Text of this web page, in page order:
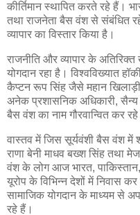
कीर्तिमान स्थापित करते रहे हैं।
तथा राजनेता बैस वंश से संबंधित
व्यापार का विस्तार किया है।
राजनीति और व्यापार के
योगदान रहा है। विश्वविख्यात
कैप्टन रूप सिंह जैसे महान
अनेक प्रशासनिक अधिकारी, सैन्य
बैस वंश का नाम गौरवान्वित कर रहे
वास्तव में जिस सूर्यवंशी बैस वंश में
राणा बेनी माधव बख्श सिंह तथा
वंश के लोग आज भारत,
यूरोप के विभिन्न देशों में निवास
सामाजिक योगदान के माध्यम से
रहे हैं।